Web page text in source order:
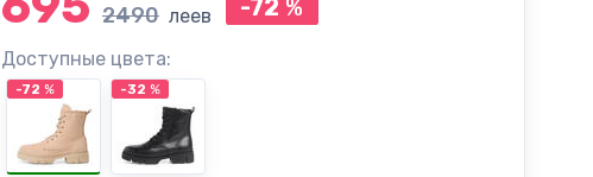
2490 леев -72 %
Доступные цвета:
-72 % -32 %